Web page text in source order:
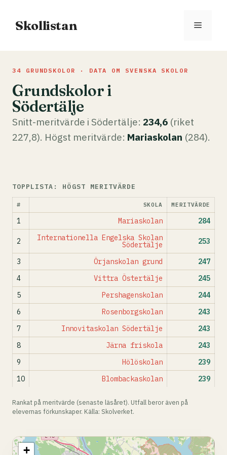
innehåll
Skollistan Meny
34 GRUNDSKOLOR · DATA OM SVENSKA SKOLOR
Grundskolor i
Södertälje
Snitt-meritvärde i Södertälje: 234,6 (riket
227,8). Högst meritvärde: Mariaskolan (284).
TOPPLISTA: HÖGST MERITVÄRDE
# SKOLA MERITVÄRDE
1 Mariaskolan 284
2 Internationella Engelska Skolan
Södertälje 253
3 Örjanskolan grund
247
4
Vittra Östertälje
245
5
Pershagenskolan
244
6
Rosenborgskolan
243
7
Innovitaskolan Södertälje
243
8
Järna friskola
243
9
Hölöskolan
239
10
Blombackaskolan 239
Rankat på meritvärde (senaste läsåret). Utfall beror även på
elevernas förkunskaper. Källa: Skolverket.
+